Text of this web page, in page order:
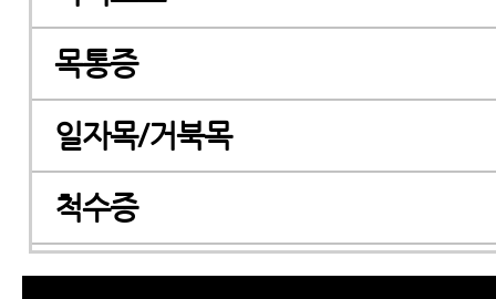
목통증
일자목/거북목
척수증
경추관협착증